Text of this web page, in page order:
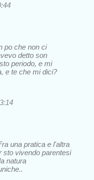
po che non ci
detto son
periodo, e mi
e te che mi dici?
una pratica e l'altra
sto vivendo parentesi
natura